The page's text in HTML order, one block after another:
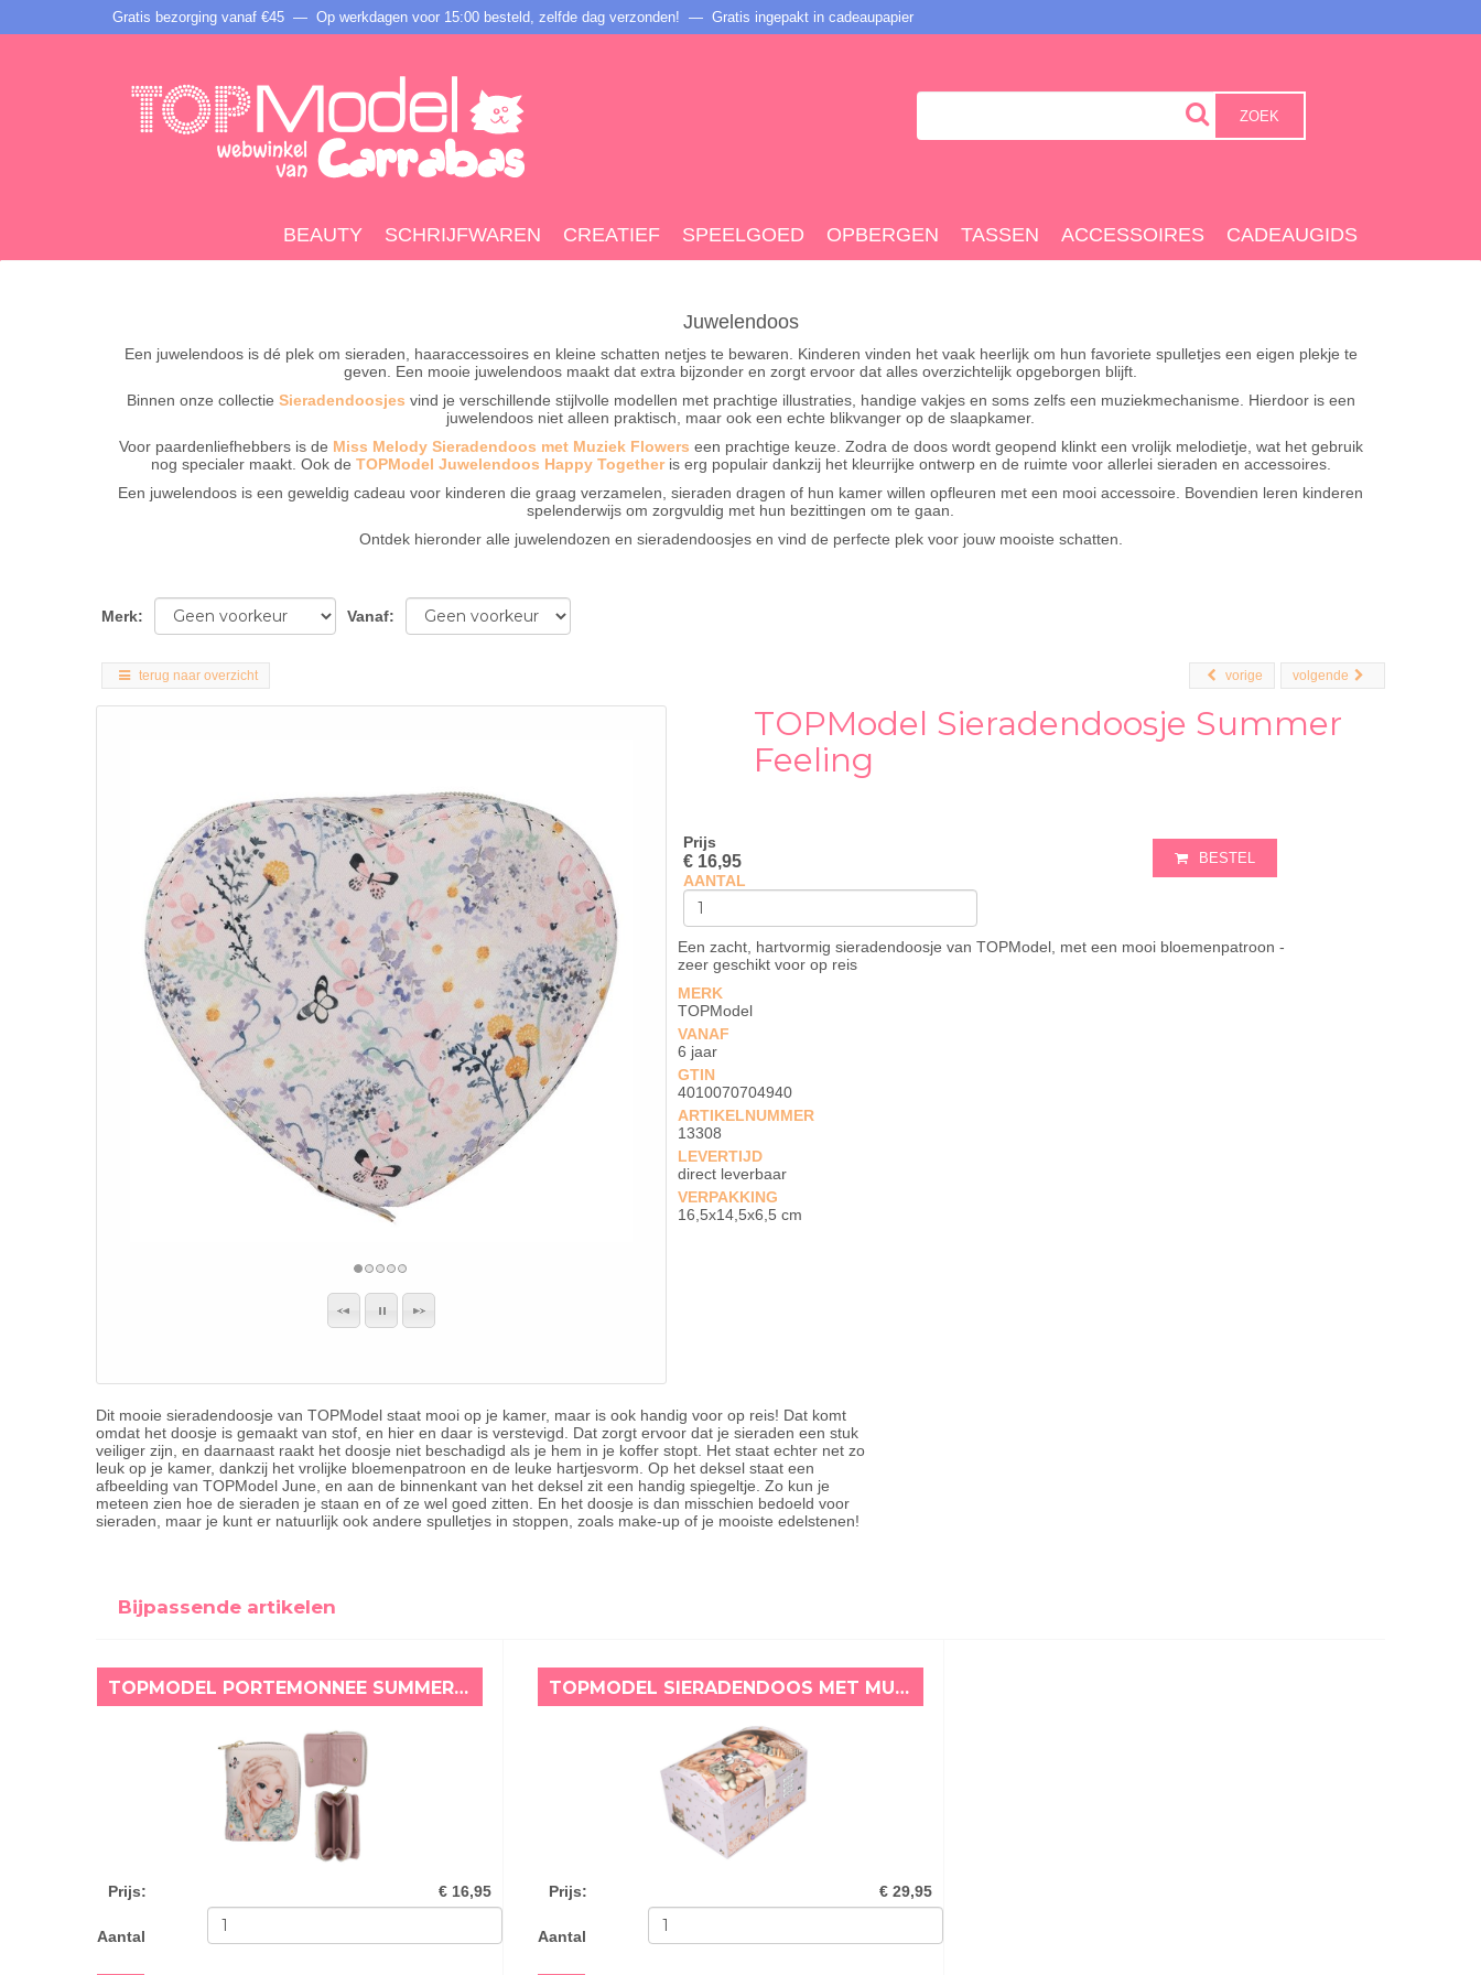
Gratis bezorging vanaf €45 — Op werkdagen voor 15:00 besteld, zelfde dag verzonden! — Gratis ingepakt in cadeaupapier
ZOEK
BEAUTY SCHRIJFWAREN CREATIEF SPEELGOED OPBERGEN TASSEN ACCESSOIRES CADEAUGIDS
Juwelendoos
Een juwelendoos is dé plek om sieraden, haaraccessoires en kleine schatten netjes te bewaren. Kinderen vinden het vaak heerlijk om hun favoriete spulletjes een eigen plekje te
geven. Een mooie juwelendoos maakt dat extra bijzonder en zorgt ervoor dat alles overzichtelijk opgeborgen blijft.
Binnen onze collectie Sieradendoosjes vind je verschillende stijlvolle modellen met prachtige illustraties, handige vakjes en soms zelfs een muziekmechanisme. Hierdoor is een
juwelendoos niet alleen praktisch, maar ook een echte blikvanger op de slaapkamer.
Voor paardenliefhebbers is de Miss Melody Sieradendoos met Muziek Flowers een prachtige keuze. Zodra de doos wordt geopend klinkt een vrolijk melodietje, wat het gebruik
nog specialer maakt. Ook de TOPModel Juwelendoos Happy Togetheris erg populair dankzij het kleurrijke ontwerp en de ruimte voor allerlei sieraden en accessoires.
Een juwelendoos is een geweldig cadeau voor kinderen die graag verzamelen, sieraden dragen of hun kamer willen opfleuren met een mooi accessoire. Bovendien leren kinderen
spelenderwijs om zorgvuldig met hun bezittingen om te gaan.
Ontdek hieronder alle juwelendozen en sieradendoosjes en vind de perfecte plek voor jouw mooiste schatten.
Merk: Vanaf:
terug naar overzicht volgende
vorige
TOPModel Sieradendoosje Summer
Feeling
Prijs
€ 16,95
AANTAL
BESTEL
Een zacht, hartvormig sieradendoosje van TOPModel, met een mooi bloemenpatroon -
zeer geschikt voor op reis
MERK
TOPModel
VANAF
6 jaar
GTIN
4010070704940
ARTIKELNUMMER
13308
LEVERTIJD
direct leverbaar
VERPAKKING
16,5x14,5x6,5 cm
Dit mooie sieradendoosje van TOPModel staat mooi op je kamer, maar is ook handig voor op reis! Dat komt
omdat het doosje is gemaakt van stof, en hier en daar is verstevigd. Dat zorgt ervoor dat je sieraden een stuk
veiliger zijn, en daarnaast raakt het doosje niet beschadigd als je hem in je koffer stopt. Het staat echter net zo
leuk op je kamer, dankzij het vrolijke bloemenpatroon en de leuke hartjesvorm. Op het deksel staat een
afbeelding van TOPModel June, en aan de binnenkant van het deksel zit een handig spiegeltje. Zo kun je
meteen zien hoe de sieraden je staan en of ze wel goed zitten. En het doosje is dan misschien bedoeld voor
sieraden, maar je kunt er natuurlijk ook andere spulletjes in stoppen, zoals make-up of je mooiste edelstenen!
Bijpassende artikelen
TOPMODEL PORTEMONNEE SUMMER FEELING
Prijs: € 16,95
Aantal
TOPMODEL SIERADENDOOS MET MUZIEK CAT LOVE
Prijs: € 29,95
Aantal